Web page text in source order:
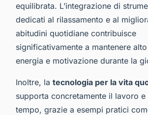
equilibrata. L’integrazione di
dedicati al rilassamento e al
abitudini quotidiane contribuisce
significativamente a mantenere
energia e motivazione durante la
Inoltre, la tecnologia per la vita
supporta concretamente il lavoro e
tempo, grazie a esempi pratici